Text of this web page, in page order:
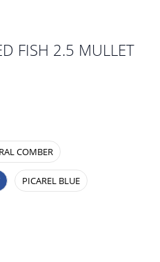
FISH 2.5 MULLET
COMBER
PICAREL BLUE